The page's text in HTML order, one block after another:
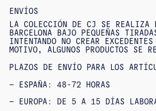
ENVÍOS
LA COLECCIÓN DE CJ SE REALIZA
BARCELONA BAJO PEQUEÑAS
INTENTANDO NO CREAR
MOTIVO, ALGUNOS PRODUCTOS SE
PLAZOS DE ENVÍO PARA LOS
– ESPAÑA: 48-72 HORAS
– EUROPA: DE 5 A 15 DÍAS